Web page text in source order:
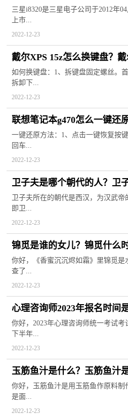
卓？
三星i8320是三星电子公司于2012年
上市...
2022-12-23
戴尔XPS 15z怎么换键盘？
如何换键盘：1、拆键盘固定螺丝。
拆卸下...
2022-12-23
联想笔记本g470怎么一键还
置参数
一键还原方法：1、点击一键恢复按
回车...
2022-12-23
卫子夫是哪个朝代的人？卫
卫子夫所在的朝代是西汉，为汉武帝
即卫...
2022-12-23
锦觅是谁的女儿？锦觅什么
你好，《香蜜沉沉烬如霜》里锦觅是
查了...
2022-12-23
心理咨询师2023年报名时间
师报考条件
你好，2023年心理咨询师统一考试
下半年...
2022-12-23
玉筋鱼汁是什么？玉筋鱼汁
你好，玉筋鱼汁是用玉筋鱼作原料制
是面...
2022-12-23